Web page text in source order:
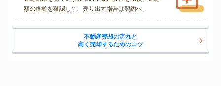
額の根拠を確認して、売り出す場合は契約へ。
不動産売却の流れと
高く売却するためのコツ